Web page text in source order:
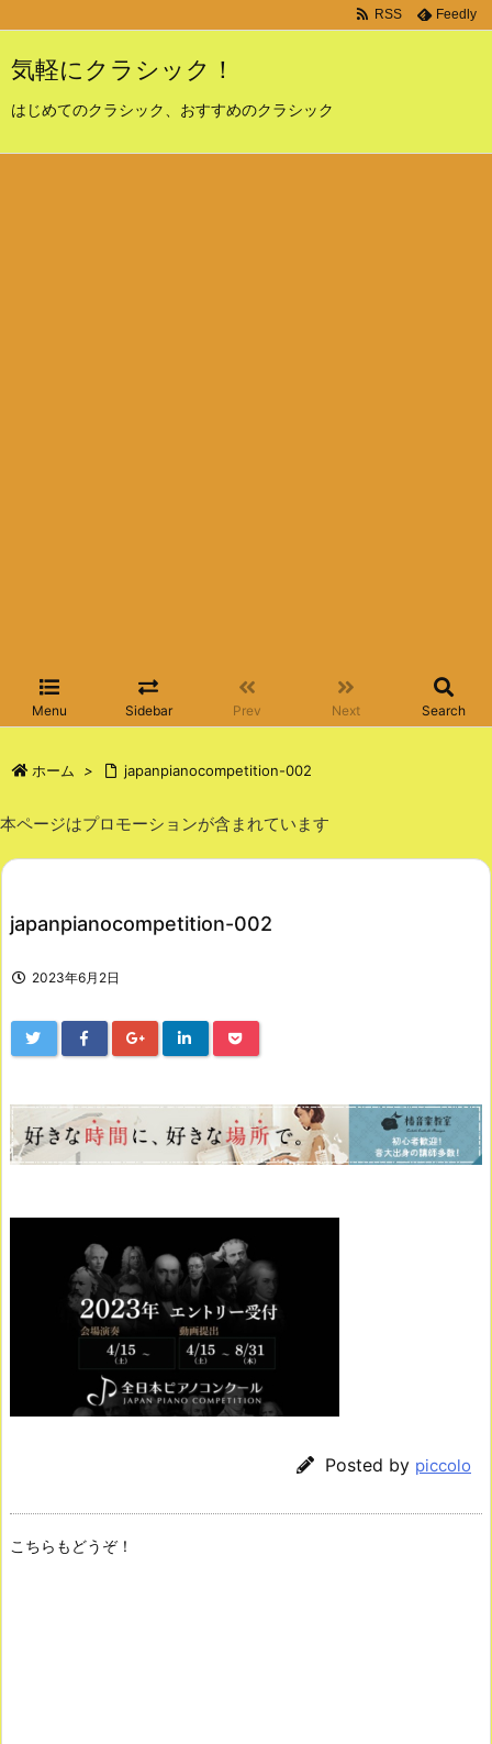
気軽にクラシック！
はじめてのクラシック、おすすめのクラシック
Menu Sidebar Prev Next Search
RSS Feedly
ホーム > japanpianocompetition-002
本ページはプロモーションが含まれています
japanpianocompetition-002
2023年6月2日
Posted by piccolo
こちらもどうぞ！